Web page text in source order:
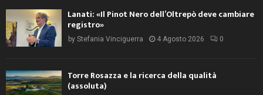
Lanati: «Il Pinot Nero dell’Oltrepò deve cambiare
registro»
by Stefania Vinciguerra 4 Agosto 2026 0
Torre Rosazza e la ricerca della qualità
(assoluta)